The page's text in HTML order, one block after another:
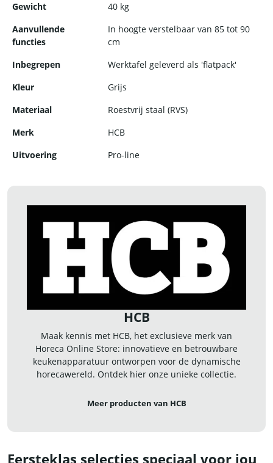
Gewicht
40 kg
Aanvullende
functies
In hoogte verstelbaar van 85 tot 90
cm
Inbegrepen
Werktafel geleverd als 'flatpack'
Kleur
Grijs
Materiaal
Roestvrij staal (RVS)
Merk
HCB
Uitvoering
Pro-line
HCB
Maak kennis met HCB, het exclusieve merk van
Horeca Online Store: innovatieve en betrouwbare
keukenapparatuur ontworpen voor de dynamische
horecawereld. Ontdek hier onze unieke collectie.
Meer producten van HCB
Eersteklas selecties speciaal voor jou